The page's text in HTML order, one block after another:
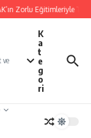
Zorlu Eğitimleriyle
ve
K
a
t
e
g
o
ri